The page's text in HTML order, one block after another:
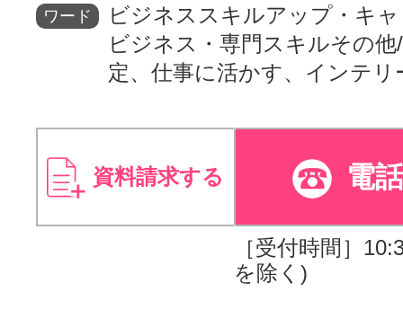
ワード
ビジネススキルアップ・キ
ビジネス・専門スキルその他
定、仕事に活かす、インテリ
資料請求する 電
［受付時間］
を除く)